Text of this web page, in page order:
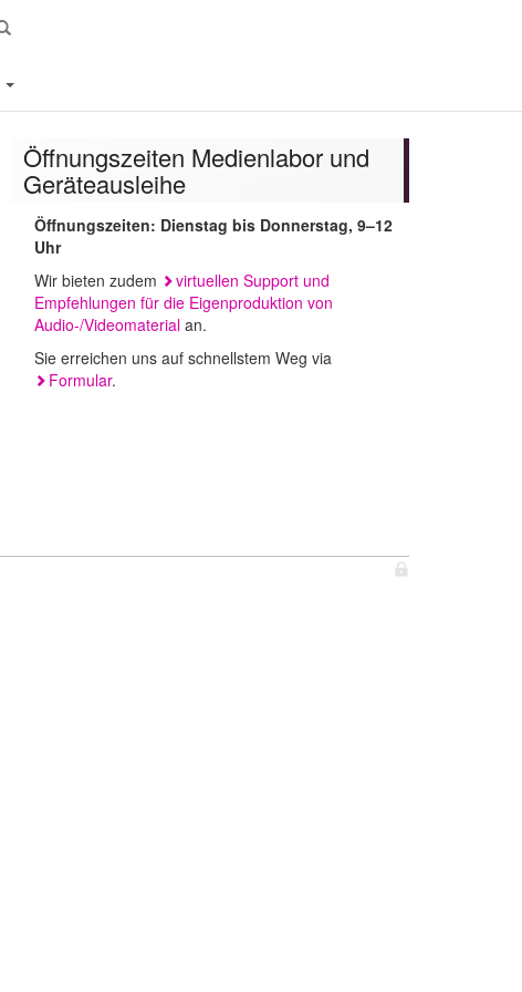
Suchen
Öffnungszeiten Medienlabor und
Geräteausleihe
Öffnungszeiten: Dienstag bis Donnerstag, 9–12
Uhr
Wir bieten zudem
virtuellen Support und
Empfehlungen für die Eigenproduktion von
Audio-/Videomaterial an.
Sie erreichen uns auf schnellstem Weg via
Formular.